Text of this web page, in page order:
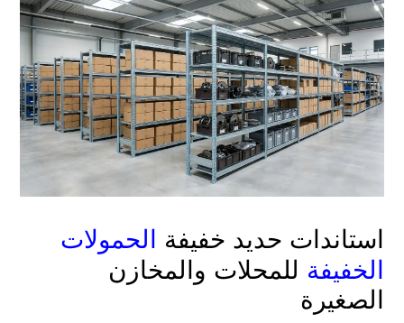
استاندات حديد خفيفة الحمولات
الخفيفة للمحلات والمخازن
الصغيرة